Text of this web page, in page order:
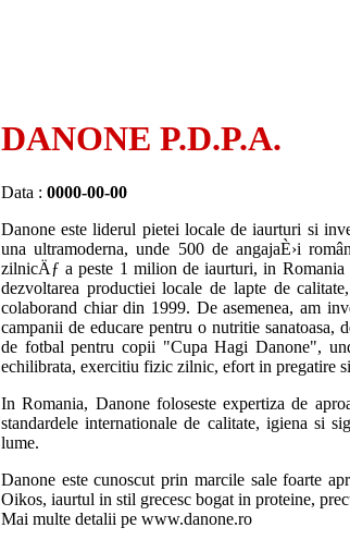
DANONE P.D.P.A.
Data : 0000-00-00
Danone este liderul pietei locale de iaurturi si
una ultramoderna, unde 500 de angajaÈ›i
zilnicÄƒ a peste 1 milion de iaurturi, in
dezvoltarea productiei locale de lapte de
colaborand chiar din 1999. De asemenea, am
campanii de educare pentru o nutritie sanatoasa,
de fotbal pentru copii "Cupa Hagi Danone",
echilibrata, exercitiu fizic zilnic, efort in pregatire
In Romania, Danone foloseste expertiza de
standardele internationale de calitate, igiena si
lume.
Danone este cunoscut prin marcile sale foarte
Oikos, iaurtul in stil grecesc bogat in proteine,
Mai multe detalii pe www.danone.ro